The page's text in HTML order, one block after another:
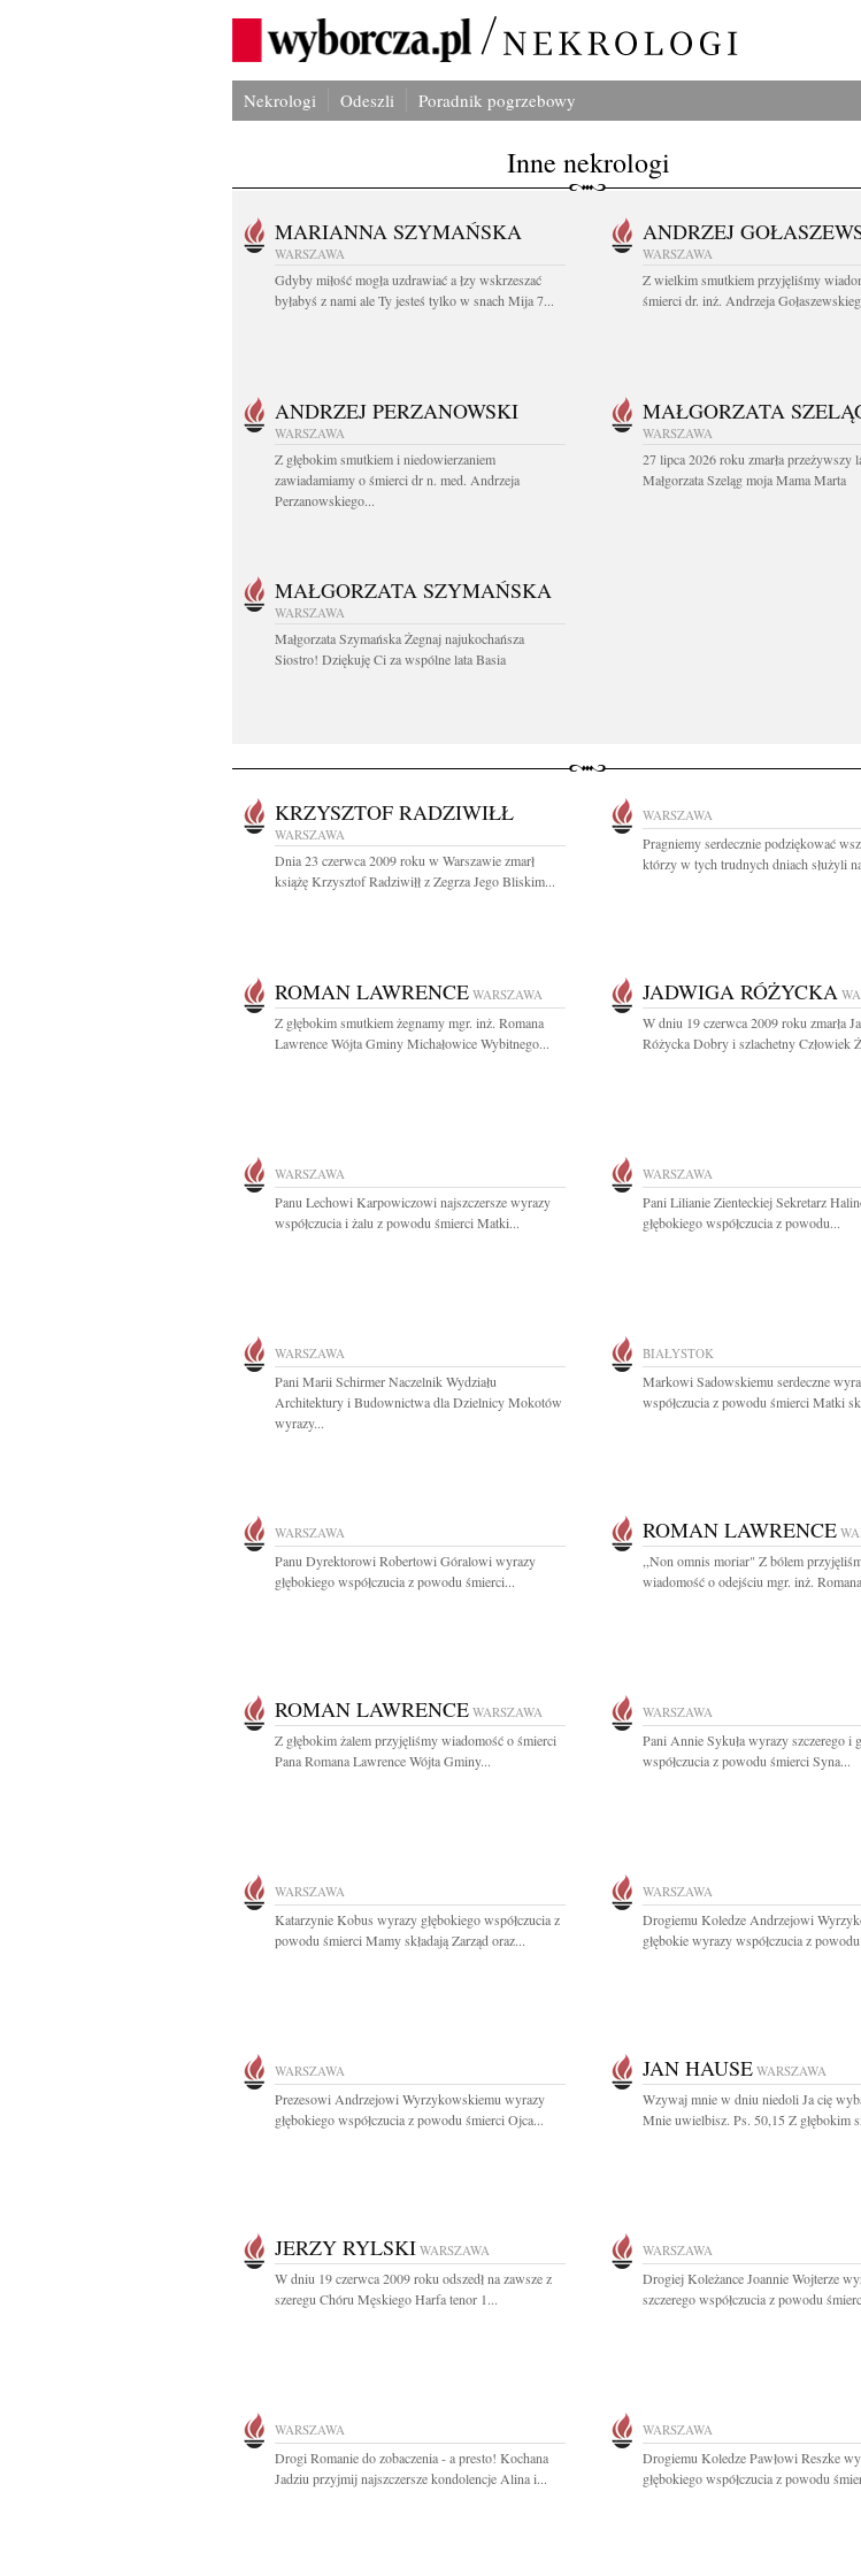
Nekrologi Odeszli Poradnik pogrzebowy
Inne nekrologi
MARIANNA SZYMAŃSKA
WARSZAWA
Gdyby miłość mogła uzdrawiać a łzy wskrzeszać
byłabyś z nami ale Ty jesteś tylko w snach Mija 7...
ANDRZEJ
WARSZAWA
Z wielkim smutkiem przyjęliśmy
śmierci dr. inż. Andrzeja
ANDRZEJ PERZANOWSKI
WARSZAWA
Z głębokim smutkiem i niedowierzaniem
zawiadamiamy o śmierci dr n. med. Andrzeja
Perzanowskiego...
MAŁGORZATA
WARSZAWA
27 lipca 2026 roku zmarła przeżywszy
Małgorzata Szeląg moja Mama Marta
MAŁGORZATA SZYMAŃSKA
WARSZAWA
Małgorzata Szymańska Żegnaj najukochańsza
Siostro! Dziękuję Ci za wspólne lata Basia
KRZYSZTOF RADZIWIŁŁ
WARSZAWA
Dnia 23 czerwca 2009 roku w Warszawie zmarł
książę Krzysztof Radziwiłł z Zegrza Jego Bliskim...
WARSZAWA
Pragniemy serdecznie podziękować
którzy w tych trudnych dniach służyli
ROMAN LAWRENCE WARSZAWA
Z głębokim smutkiem żegnamy mgr. inż. Romana
Lawrence Wójta Gminy Michałowice Wybitnego...
JADWIGA RÓŻYCKA
W dniu 19 czerwca 2009 roku zmarła
Różycka Dobry i szlachetny Człowiek
WARSZAWA
Panu Lechowi Karpowiczowi najszczersze wyrazy
współczucia i żalu z powodu śmierci Matki...
WARSZAWA
Pani Lilianie Zienteckiej Sekretarz
głębokiego współczucia z powodu...
WARSZAWA
Pani Marii Schirmer Naczelnik Wydziału
Architektury i Budownictwa dla Dzielnicy Mokotów
wyrazy...
BIAŁYSTOK
Markowi Sadowskiemu serdeczne
współczucia z powodu śmierci Matki
WARSZAWA
Panu Dyrektorowi Robertowi Góralowi wyrazy
głębokiego współczucia z powodu śmierci...
ROMAN LAWRENCE
,,Non omnis moriar" Z bólem
wiadomość o odejściu mgr. inż.
ROMAN LAWRENCE WARSZAWA
Z głębokim żalem przyjęliśmy wiadomość o śmierci
Pana Romana Lawrence Wójta Gminy...
WARSZAWA
Pani Annie Sykuła wyrazy szczerego i
współczucia z powodu śmierci Syna...
WARSZAWA
Katarzynie Kobus wyrazy głębokiego współczucia z
powodu śmierci Mamy składają Zarząd oraz...
WARSZAWA
Drogiemu Koledze Andrzejowi
głębokie wyrazy współczucia z
WARSZAWA
Prezesowi Andrzejowi Wyrzykowskiemu wyrazy
głębokiego współczucia z powodu śmierci Ojca...
JAN HAUSE WARSZAWA
Wzywaj mnie w dniu niedoli Ja cię
Mnie uwielbisz. Ps. 50,15 Z głębokim
JERZY RYLSKI WARSZAWA
W dniu 19 czerwca 2009 roku odszedł na zawsze z
szeregu Chóru Męskiego Harfa tenor 1...
WARSZAWA
Drogiej Koleżance Joannie Wojterze
szczerego współczucia z powodu
WARSZAWA
Drogi Romanie do zobaczenia - a presto! Kochana
Jadziu przyjmij najszczersze kondolencje Alina i...
WARSZAWA
Drogiemu Koledze Pawłowi Reszke
głębokiego współczucia z powodu